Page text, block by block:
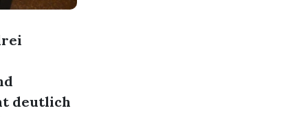
deutlich